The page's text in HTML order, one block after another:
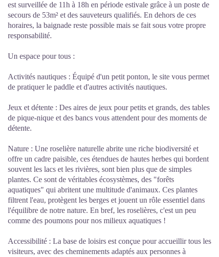
est surveillée de 11h à 18h en période estivale grâce à un poste de
secours de 53m² et des sauveteurs qualifiés. En dehors de ces
horaires, la baignade reste possible mais se fait sous votre propre
responsabilité.
Un espace pour tous :
Activités nautiques : Équipé d'un petit ponton, le site vous permet
de pratiquer le paddle et d'autres activités nautiques.
Jeux et détente : Des aires de jeux pour petits et grands, des tables
de pique-nique et des bancs vous attendent pour des moments de
détente.
Nature : Une roselière naturelle abrite une riche biodiversité et
offre un cadre paisible, ces étendues de hautes herbes qui bordent
souvent les lacs et les rivières, sont bien plus que de simples
plantes. Ce sont de véritables écosystèmes, des "forêts
aquatiques" qui abritent une multitude d'animaux. Ces plantes
filtrent l'eau, protègent les berges et jouent un rôle essentiel dans
l'équilibre de notre nature. En bref, les roselières, c'est un peu
comme des poumons pour nos milieux aquatiques !
Accessibilité : La base de loisirs est conçue pour accueillir tous les
visiteurs, avec des cheminements adaptés aux personnes à